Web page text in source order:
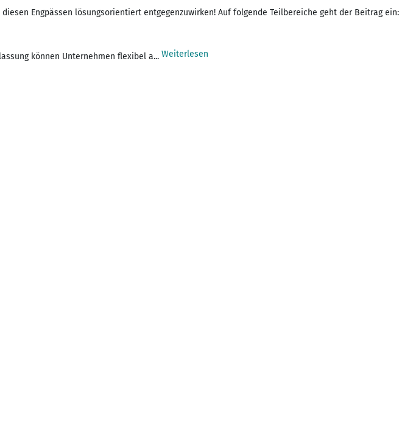
Engpässen lösungsorientiert entgegenzuwirken! Auf folgende Teilbereiche geht der Beitrag ein:
können Unternehmen flexibel a... Weiterlesen